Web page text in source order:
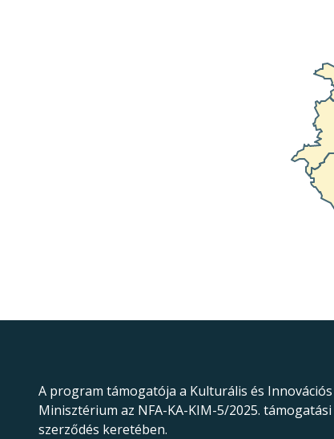
A program támogatója a Kulturális és Innovációs
Minisztérium az NFA-KA-KIM-5/2025. támogatási
szerződés keretében.